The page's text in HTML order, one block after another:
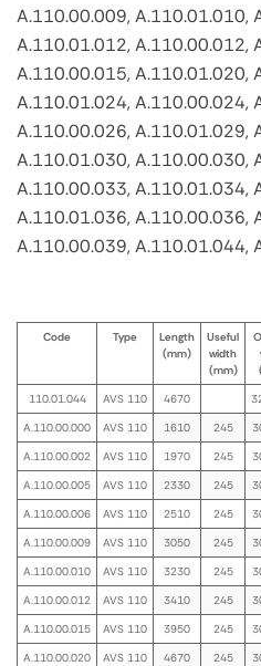
A.110.00.009, A.110.01.010,
A.110.01.012, A.110.00.012,
A.110.00.015, A.110.01.020,
A.110.01.024, A.110.00.024,
A.110.00.026, A.110.01.029,
A.110.01.030, A.110.00.030,
A.110.00.033, A.110.01.034,
A.110.01.036, A.110.00.036,
A.110.00.039, A.110.01.044,
Code Type
Length
(mm)
Useful
width
(mm)
110.01.044
AVS 110 4670
A.110.00.000
AVS 110 1610 245
A.110.00.002
AVS 110 1970 245
A.110.00.005
AVS 110 2330 245
A.110.00.006
AVS 110 2510 245
A.110.00.009
AVS 110 3050 245
A.110.00.010
AVS 110 3230 245
A.110.00.012
AVS 110 3410 245
A.110.00.015
AVS 110 3950 245
A.110.00.020
AVS 110 4670 245